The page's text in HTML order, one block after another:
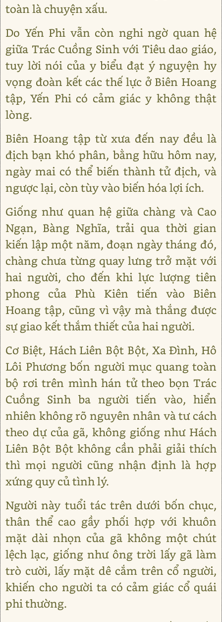
toàn là chuyện xấu.
Do Yến Phi vẫn còn nghi ngờ quan hệ
giữa Trác Cuồng Sinh với Tiêu dao giáo,
tuy lời nói của y biểu đạt ý nguyện hy
vọng đoàn kết các thế lực ở Biên Hoang
tập, Yến Phi có cảm giác y không thật
lòng.
Biên Hoang tập từ xưa đến nay đều là
địch bạn khó phân, bằng hữu hôm nay,
ngày mai có thể biến thành tử địch, và
ngược lại, còn tùy vào biến hóa lợi ích.
Giống như quan hệ giữa chàng và Cao
Ngạn, Bàng Nghĩa, trải qua thời gian
kiến lập một năm, đoạn ngày tháng đó,
chàng chưa từng quay lưng trở mặt với
hai người, cho đến khi lực lượng tiên
phong của Phù Kiên tiến vào Biên
Hoang tập, cũng vì vậy mà thắng được
sự giao kết thắm thiết của hai người.
Cơ Biệt, Hách Liên Bột Bột, Xa Đình, Hô
Lôi Phương bốn người mục quang toàn
bộ rơi trên mình hán tử theo bọn Trác
Cuồng Sinh ba người tiến vào, hiển
nhiên không rõ nguyên nhân và tư cách
theo dự của gã, không giống như Hách
Liên Bột Bột không cần phải giải thích
thì mọi người cũng nhận định là hợp
xứng quy củ tình lý.
Người này tuổi tác trên dưới bốn chục,
thân thể cao gầy phối hợp với khuôn
mặt dài nhọn của gã không một chút
lệch lạc, giống như ông trời lấy gã làm
trò cười, lấy mặt dê cắm trên cổ người,
khiến cho người ta có cảm giác cổ quái
phi thường.